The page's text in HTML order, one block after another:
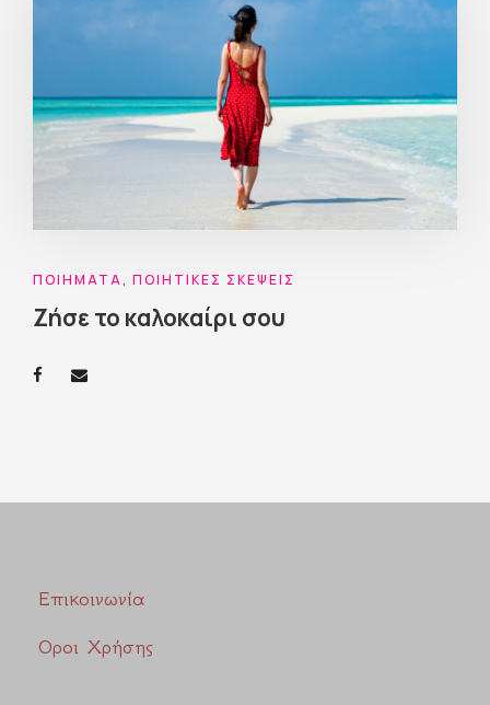
ΠΟΙΉΜΑΤΑ, ΠΟΙΗΤΙΚΈΣ ΣΚΈΨΕΙΣ
Ζήσε το καλοκαίρι σου
Επικοινωνία
Οροι Χρήσης